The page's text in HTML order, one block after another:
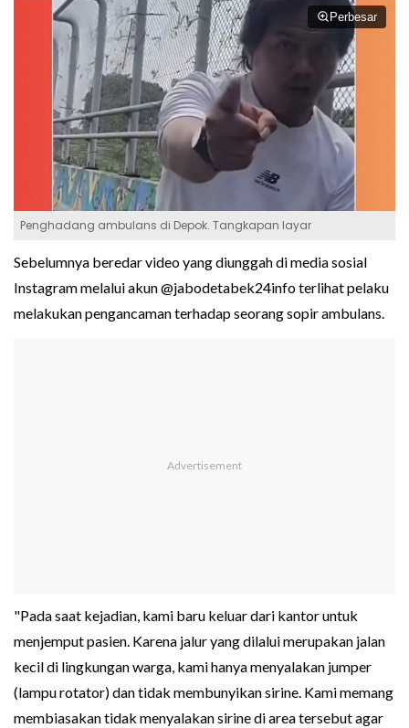
Perbesar
Penghadang ambulans di Depok. Tangkapan layar
Sebelumnya beredar video yang diunggah di media sosial
Instagram melalui akun @jabodetabek24info terlihat pelaku
melakukan pengancaman terhadap seorang sopir ambulans.
"Pada saat kejadian, kami baru keluar dari kantor untuk
menjemput pasien. Karena jalur yang dilalui merupakan jalan
kecil di lingkungan warga, kami hanya menyalakan jumper
(lampu rotator) dan tidak membunyikan sirine. Kami memang
membiasakan tidak menyalakan sirine di area tersebut agar